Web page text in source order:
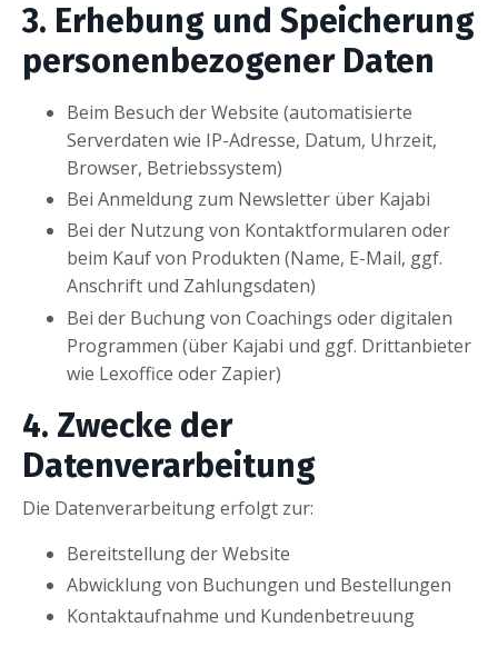
3. Erhebung und Speicherung
personenbezogener Daten
Beim Besuch der Website (automatisierte
Serverdaten wie IP-Adresse, Datum, Uhrzeit,
Browser, Betriebssystem)
Bei Anmeldung zum Newsletter über Kajabi
Bei der Nutzung von Kontaktformularen oder
beim Kauf von Produkten (Name, E-Mail, ggf.
Anschrift und Zahlungsdaten)
Bei der Buchung von Coachings oder digitalen
Programmen (über Kajabi und ggf. Drittanbieter
wie Lexoffice oder Zapier)
4. Zwecke der
Datenverarbeitung
Die Datenverarbeitung erfolgt zur:
Bereitstellung der Website
Abwicklung von Buchungen und Bestellungen
Kontaktaufnahme und Kundenbetreuung